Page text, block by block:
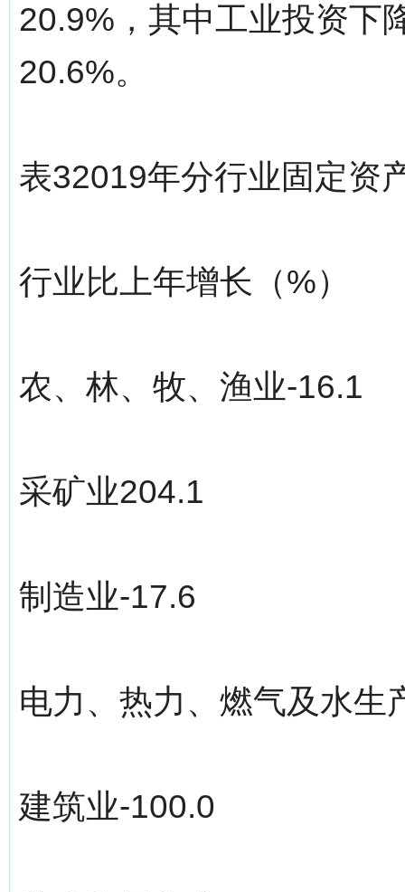
20.9%，其中工业投资下
20.6%。
表32019年分行业固定资
行业比上年增长（%）
农、林、牧、渔业-16.1
采矿业204.1
制造业-17.6
电力、热力、燃气及水生
建筑业-100.0